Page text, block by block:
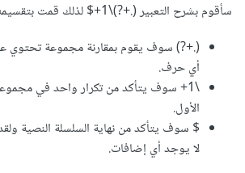
سأقوم بشرح التعبير (.+?)\1+$ لذلك قمت بتقسيمه إلى ثلاثة أجزاء:
(.+?) سوف يقوم بمقارنة مجموعة تحتوي
أي حرف.
\1+ سوف يتأكد من تكرار واحد في
الأول.
$ سوف يتأكد من نهاية السلسلة النصية
لا يوجد أي إضافات.